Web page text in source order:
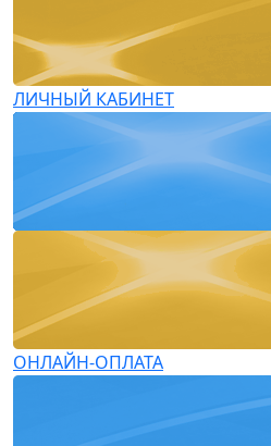
ЛИЧНЫЙ КАБИНЕТ
ОНЛАЙН-ОПЛАТА